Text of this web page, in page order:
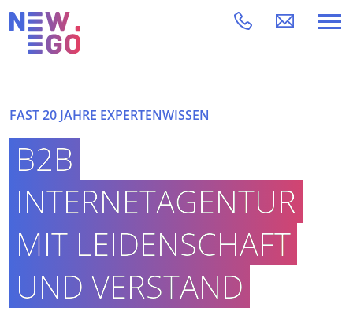
FAST 20 JAHRE EXPERTENWISSEN
B2B
INTERNETAGENTUR
MIT LEIDENSCHAFT
UND VERSTAND